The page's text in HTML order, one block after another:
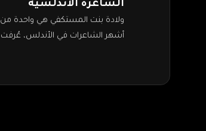
الشاعرة الأندلسية
ولادة بنت المستكفي هي واحدة من
أشهر الشاعرات في الأندلس، عُرفت